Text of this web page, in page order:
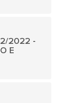
2/2022 -
E